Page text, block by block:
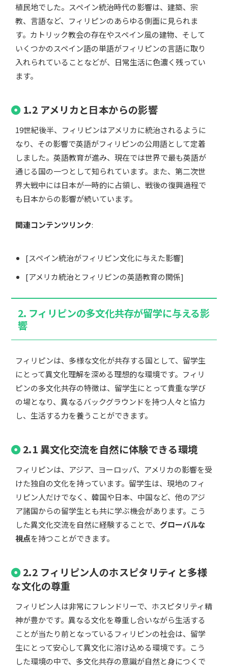
植民地でした。スペイン統治時代の影響は、建築、宗
教、言語など、フィリピンのあらゆる側面に見られま
す。カトリック教会の存在やスペイン風の建物、そして
いくつかのスペイン語の単語がフィリピンの言語に取り
入れられていることなどが、日常生活に色濃く残ってい
ます。
1.2 アメリカと日本からの影響
19世紀後半、フィリピンはアメリカに統治されるように
なり、その影響で英語がフィリピンの公用語として定着
しました。英語教育が進み、現在では世界で最も英語が
通じる国の一つとして知られています。また、第二次世
界大戦中には日本が一時的に占領し、戦後の復興過程で
も日本からの影響が続いています。
関連コンテンツリンク:
[スペイン統治がフィリピン文化に与えた影響]
[アメリカ統治とフィリピンの英語教育の関係]
2. フィリピンの多文化共存が留学に与える影
響
フィリピンは、多様な文化が共存する国として、留学生
にとって異文化理解を深める理想的な環境です。フィリ
ピンの多文化共存の特徴は、留学生にとって貴重な学び
の場となり、異なるバックグラウンドを持つ人々と協力
し、生活する力を養うことができます。
2.1 異文化交流を自然に体験できる環境
フィリピンは、アジア、ヨーロッパ、アメリカの影響を受
けた独自の文化を持っています。留学生は、現地のフィ
リピン人だけでなく、韓国や日本、中国など、他のアジ
ア諸国からの留学生とも共に学ぶ機会があります。こう
した異文化交流を自然に経験することで、グローバルな
視点を持つことができます。
2.2 フィリピン人のホスピタリティと多様
な文化の尊重
フィリピン人は非常にフレンドリーで、ホスピタリティ精
神が豊かです。異なる文化を尊重し合いながら生活する
ことが当たり前となっているフィリピンの社会は、留学
生にとって安心して異文化に溶け込める環境です。こう
した環境の中で、多文化共存の意識が自然と身につくで